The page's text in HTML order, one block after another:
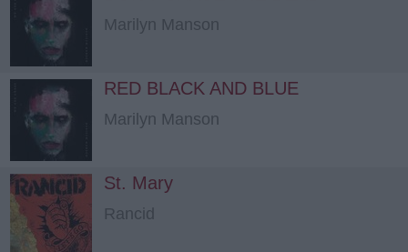
Marilyn Manson
RED BLACK AND BLUE
Marilyn Manson
St. Mary
Rancid